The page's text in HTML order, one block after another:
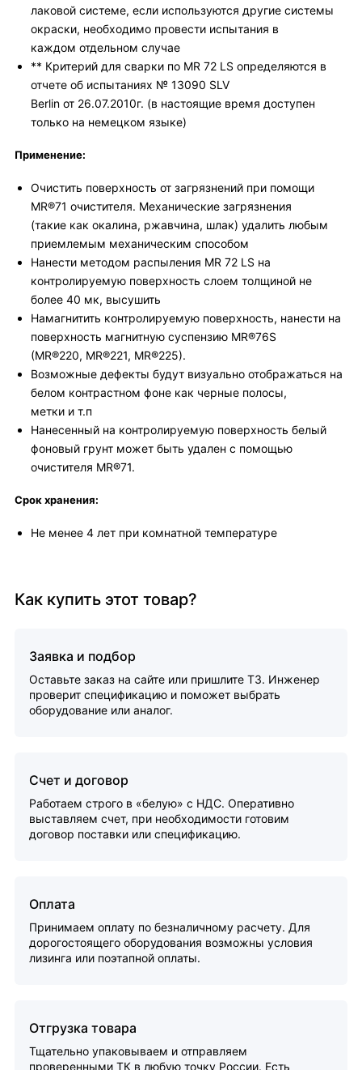
лаковой системе, если используются другие системы
окраски, необходимо провести испытания в
каждом отдельном случае
** Критерий для сварки по MR 72 LS определяются в
отчете об испытаниях № 13090 SLV
Berlin от 26.07.2010г. (в настоящие время доступен
только на немецком языке)
Применение:
Очистить поверхность от загрязнений при помощи
MR®71 очистителя. Механические загрязнения
(такие как окалина, ржавчина, шлак) удалить любым
приемлемым механическим способом
Нанести методом распыления MR 72 LS на
контролируемую поверхность слоем толщиной не
более 40 мк, высушить
Намагнитить контролируемую поверхность, нанести на
поверхность магнитную суспензию MR®76S
(MR®220, MR®221, MR®225).
Возможные дефекты будут визуально отображаться на
белом контрастном фоне как черные полосы,
метки и т.п
Нанесенный на контролируемую поверхность белый
фоновый грунт может быть удален с помощью
очистителя MR®71.
Срок хранения:
Не менее 4 лет при комнатной температуре
Как купить этот товар?
Заявка и подбор
Оставьте заказ на сайте или пришлите ТЗ. Инженер
проверит спецификацию и поможет выбрать
оборудование или аналог.
Счет и договор
Работаем строго в «белую» с НДС. Оперативно
выставляем счет, при необходимости готовим
договор поставки или спецификацию.
Оплата
Принимаем оплату по безналичному расчету. Для
дорогостоящего оборудования возможны условия
лизинга или поэтапной оплаты.
Отгрузка товара
Тщательно упаковываем и отправляем
проверенными ТК в любую точку России. Есть